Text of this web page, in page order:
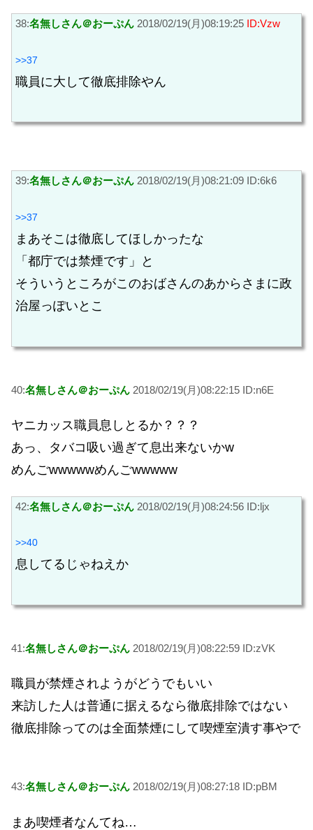
38:名無しさん＠おーぷん 2018/02/19(月)08:19:25 ID:Vzw
>>37
職員に大して徹底排除やん
39:名無しさん＠おーぷん 2018/02/19(月)08:21:09 ID:6k6
>>37
まあそこは徹底してほしかったな
「都庁では禁煙です」と
そういうところがこのおばさんのあからさまに政
治屋っぽいとこ
40:名無しさん＠おーぷん 2018/02/19(月)08:22:15 ID:n6E
ヤニカッス職員息しとるか？？？
あっ、タバコ吸い過ぎて息出来ないかw
めんごwwwwwめんごwwwww
42:名無しさん＠おーぷん 2018/02/19(月)08:24:56 ID:ljx
>>40
息してるじゃねえか
41:名無しさん＠おーぷん 2018/02/19(月)08:22:59 ID:zVK
職員が禁煙されようがどうでもいい
来訪した人は普通に据えるなら徹底排除ではない
徹底排除ってのは全面禁煙にして喫煙室潰す事やで
43:名無しさん＠おーぷん 2018/02/19(月)08:27:18 ID:pBM
まあ喫煙者なんてね…